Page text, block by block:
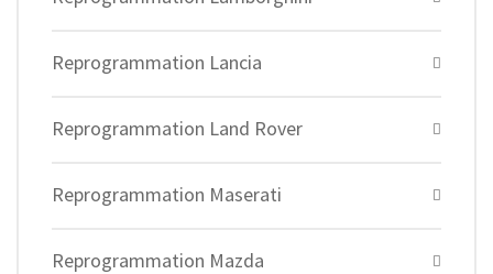
Reprogrammation Lancia
Reprogrammation Land Rover
Reprogrammation Maserati
Reprogrammation Mazda